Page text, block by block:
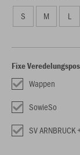
S M L
Fixe
Wappen
SowieSo
SV ARNBRUCK